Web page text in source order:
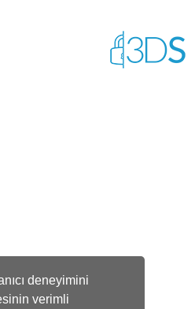
deneyimini
verimli